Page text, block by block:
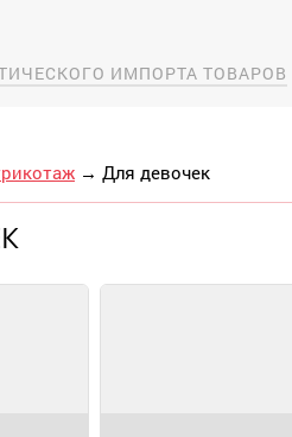
ИМПОРТА ТОВАРОВ
→ Для девочек